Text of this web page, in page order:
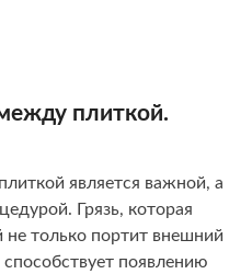
плиткой.
является важной, а
Грязь, которая
только портит внешний
появлению